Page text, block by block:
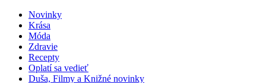
Novinky
Krása
Móda
Zdravie
Recepty
Oplatí sa vedieť
Duša, Filmy a Knižné novinky